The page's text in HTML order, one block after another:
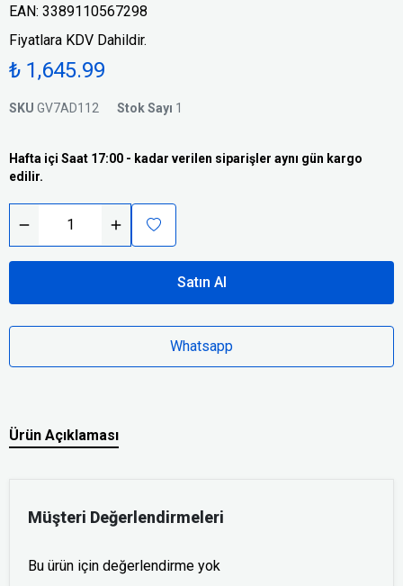
EAN: 3389110567298
Fiyatlara KDV Dahildir.
₺ 1,645.99
SKU GV7AD112 Stok Sayı 1
Hafta içi Saat 17:00 - kadar verilen siparişler aynı gün kargo
edilir.
Satın Al
Whatsapp
Ürün Açıklaması
Müşteri Değerlendirmeleri
Bu ürün için değerlendirme yok